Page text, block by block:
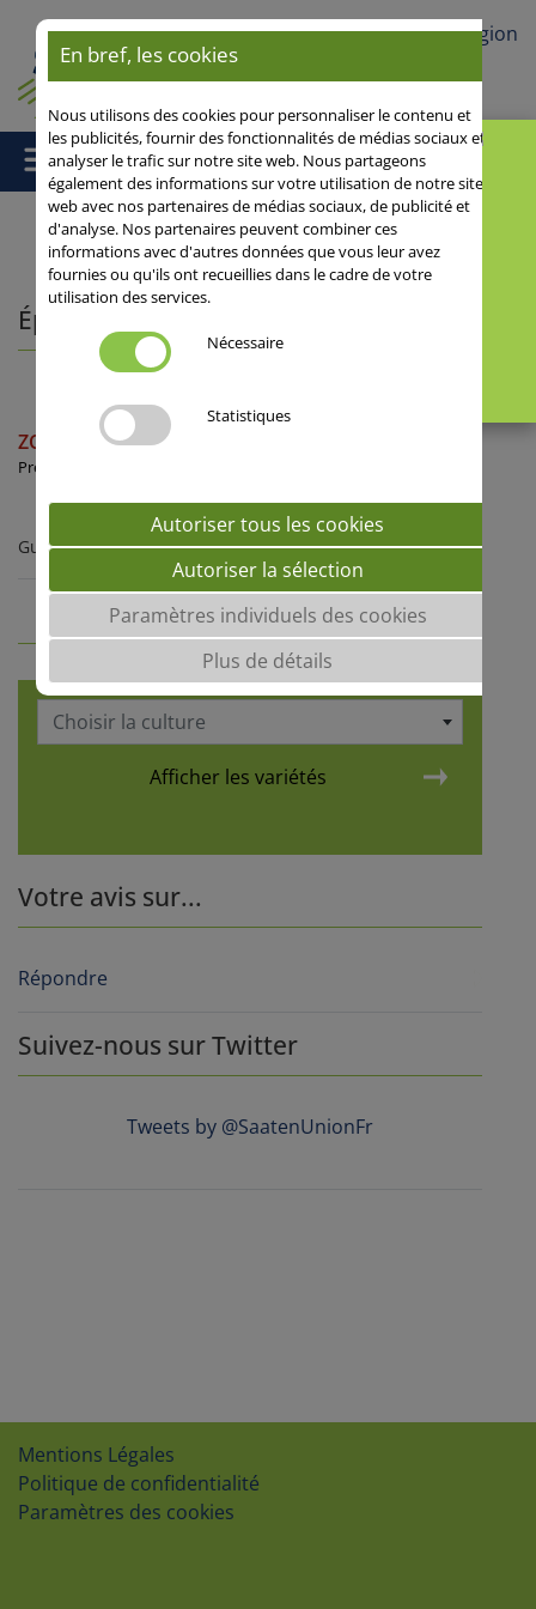
Accueil/
Guide Grandes Cultures 2026-2027
Guide variétés
Choisir la culture
Afficher les variétés
Votre avis sur...
Répondre
Suivez-nous sur Twitter
Tweets by @SaatenUnionFr
Épeautre
ZOLLERNFIT
Précoce à épiaison
En bref, les cookies
Nous utilisons des cookies pour personnaliser le contenu et
les publicités, fournir des fonctionnalités de médias sociaux et
analyser le trafic sur notre site web. Nous partageons
également des informations sur votre utilisation de notre site
web avec nos partenaires de médias sociaux, de publicité et
d'analyse. Nos partenaires peuvent combiner ces
informations avec d'autres données que vous leur avez
fournies ou qu'ils ont recueillies dans le cadre de votre
utilisation des services.
Nécessaire
Statistiques
Autoriser tous les cookies
Autoriser la sélection
Paramètres individuels des cookies
Plus de détails
Mentions Légales
Politique de confidentialité
Paramètres des cookies